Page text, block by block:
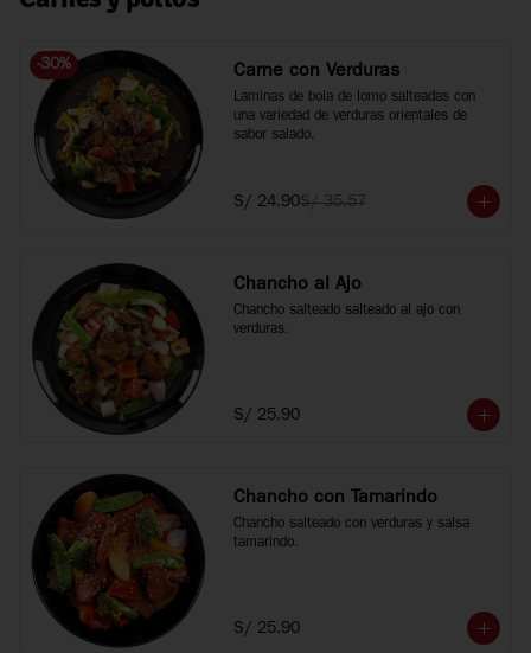
-30% Carne con Verduras
Laminas de bola de lomo salteadas con
una variedad de verduras orientales de
sabor salado.
S/ 24.90S/ 35.57
Chancho al Ajo
Chancho salteado salteado al ajo con
verduras.
S/ 25.90
Chancho con Tamarindo
Chancho salteado con verduras y salsa
tamarindo.
S/ 25.90